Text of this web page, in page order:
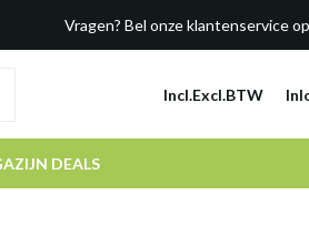
Vragen? Bel onze klantenservice
Incl.Excl.BTW
DEALS